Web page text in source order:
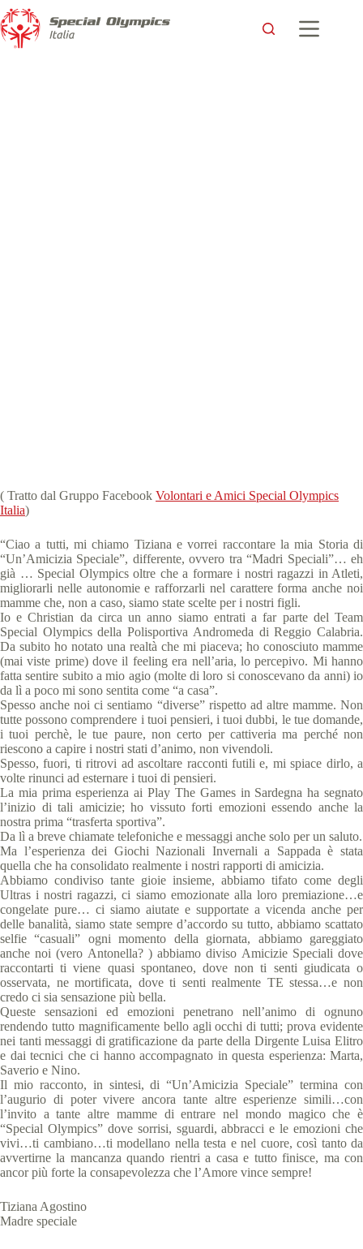
( Tratto dal Gruppo Facebook Volontari e Amici Special Olympics
Italia)
“Ciao a tutti, mi chiamo Tiziana e vorrei raccontare la mia Storia di
“Un’Amicizia Speciale”, differente, ovvero tra “Madri Speciali”… eh
già … Special Olympics oltre che a formare i nostri ragazzi in Atleti,
migliorarli nelle autonomie e rafforzarli nel carattere forma anche noi
mamme che, non a caso, siamo state scelte per i nostri figli.
Io e Christian da circa un anno siamo entrati a far parte del Team
Special Olympics della Polisportiva Andromeda di Reggio Calabria.
Da subito ho notato una realtà che mi piaceva; ho conosciuto mamme
(mai viste prime) dove il feeling era nell’aria, lo percepivo. Mi hanno
fatta sentire subito a mio agio (molte di loro si conoscevano da anni) io
da lì a poco mi sono sentita come “a casa”.
Spesso anche noi ci sentiamo “diverse” rispetto ad altre mamme. Non
tutte possono comprendere i tuoi pensieri, i tuoi dubbi, le tue domande,
i tuoi perchè, le tue paure, non certo per cattiveria ma perché non
riescono a capire i nostri stati d’animo, non vivendoli.
Spesso, fuori, ti ritrovi ad ascoltare racconti futili e, mi spiace dirlo, a
volte rinunci ad esternare i tuoi di pensieri.
La mia prima esperienza ai Play The Games in Sardegna ha segnato
l’inizio di tali amicizie; ho vissuto forti emozioni essendo anche la
nostra prima “trasferta sportiva”.
Da lì a breve chiamate telefoniche e messaggi anche solo per un saluto.
Ma l’esperienza dei Giochi Nazionali Invernali a Sappada è stata
quella che ha consolidato realmente i nostri rapporti di amicizia.
Abbiamo condiviso tante gioie insieme, abbiamo tifato come degli
Ultras i nostri ragazzi, ci siamo emozionate alla loro premiazione…e
congelate pure… ci siamo aiutate e supportate a vicenda anche per
delle banalità, siamo state sempre d’accordo su tutto, abbiamo scattato
selfie “casuali” ogni momento della giornata, abbiamo gareggiato
anche noi (vero Antonella? ) abbiamo diviso Amicizie Speciali dove
raccontarti ti viene quasi spontaneo, dove non ti senti giudicata o
osservata, ne mortificata, dove ti senti realmente TE stessa…e non
credo ci sia sensazione più bella.
Queste sensazioni ed emozioni penetrano nell’animo di ognuno
rendendo tutto magnificamente bello agli occhi di tutti; prova evidente
nei tanti messaggi di gratificazione da parte della Dirgente Luisa Elitro
e dai tecnici che ci hanno accompagnato in questa esperienza: Marta,
Saverio e Nino.
Il mio racconto, in sintesi, di “Un’Amicizia Speciale” termina con
l’augurio di poter vivere ancora tante altre esperienze simili…con
l’invito a tante altre mamme di entrare nel mondo magico che è
“Special Olympics” dove sorrisi, sguardi, abbracci e le emozioni che
vivi…ti cambiano…ti modellano nella testa e nel cuore, così tanto da
avvertirne la mancanza quando rientri a casa e tutto finisce, ma con
ancor più forte la consapevolezza che l’Amore vince sempre!
Tiziana Agostino
Madre speciale